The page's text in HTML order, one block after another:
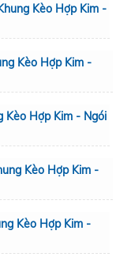
Kèo Hợp Kim -
Kèo Hợp Kim -
Kèo Hợp Kim - Ngói
Kèo Hợp Kim -
Kèo Hợp Kim -